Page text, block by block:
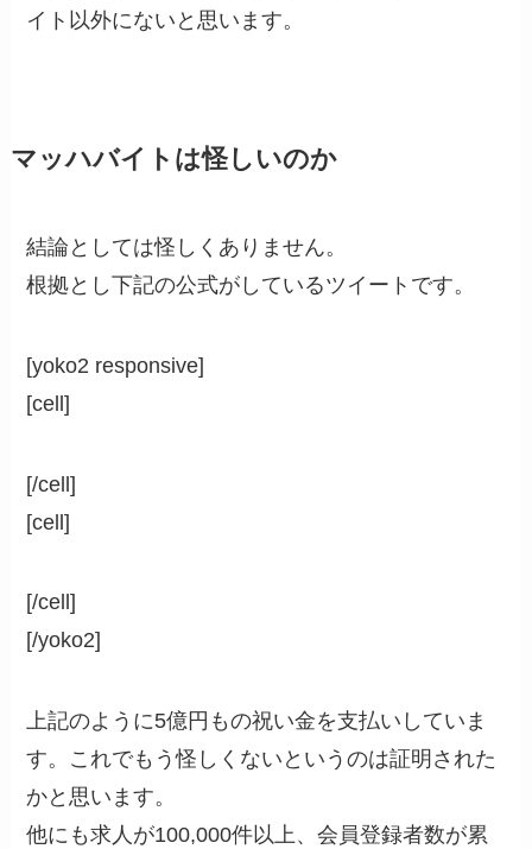
イト以外にないと思います。
マッハバイトは怪しいのか
結論としては怪しくありません。
根拠とし下記の公式がしているツイートです。
[yoko2 responsive]
[cell]
[/cell]
[cell]
[/cell]
[/yoko2]
上記のように5億円もの祝い金を支払いしていま
す。 これでもう怪しくないというのは証明された
かと思います。
他にも求人が100,000件以上、会員登録者数が累